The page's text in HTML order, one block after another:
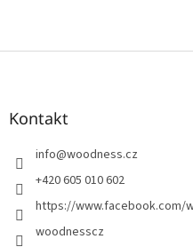
Z
Kontakt
info@woodness.cz
+420 605 010 602
https://www.facebook.com/
woodnesscz